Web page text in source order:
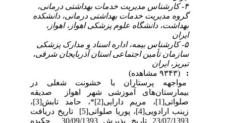
۴- کارشناس مدیریت خدمات بهداشتی درمانی،
گروه مدیریت خدمات بهداشتی درمانی، دانشکده
بهداشت، دانشگاه علوم پزشکی اهواز، اهواز،
ایران
۵- کارشناس بیمه، اداره اسناد و مدارک پزشکی
سازمان تأمین اجتماعی استان آذربایجان شرقی،
تبریز، ایران
مواجهه پرستاران با خشونت شغلی در
بیمارستان‌های آموزشی شهر اهواز صدیقه
صلواتی[1]، مریم دارایی[2]*، حامد تابش[3]،
زینب ارادویی[4]، پوریا صلواتی[5] تاریخ دریافت
23/07/1393 تاریخ پذیرش 30/09/1393 چکیده